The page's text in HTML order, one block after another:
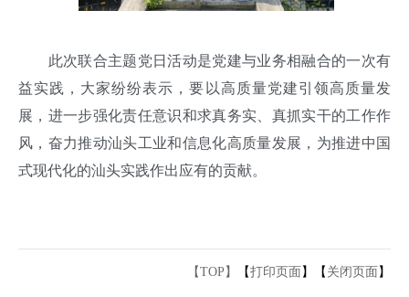
此次联合主题党日活动是党建与业务相融合的一次有
益实践，大家纷纷表示，要以高质量党建引领高质量发
展，进一步强化责任意识和求真务实、真抓实干的工作作
风，奋力推动汕头工业和信息化高质量发展，为推进中国
式现代化的汕头实践作出应有的贡献。
【TOP】 【打印页面 】【 关闭页面 】